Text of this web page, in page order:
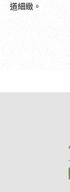
道細緻。